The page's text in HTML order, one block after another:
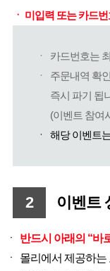
ㆍ 미입력 또는 카드
ㆍ
카드번호는
ㆍ
주문내역 확
즉시 파기 됩
(이벤트 참여
ㆍ
해당 이벤트
2 이벤트
ㆍ
반드시 아래의 “바
ㆍ
몰리에서 제공하는